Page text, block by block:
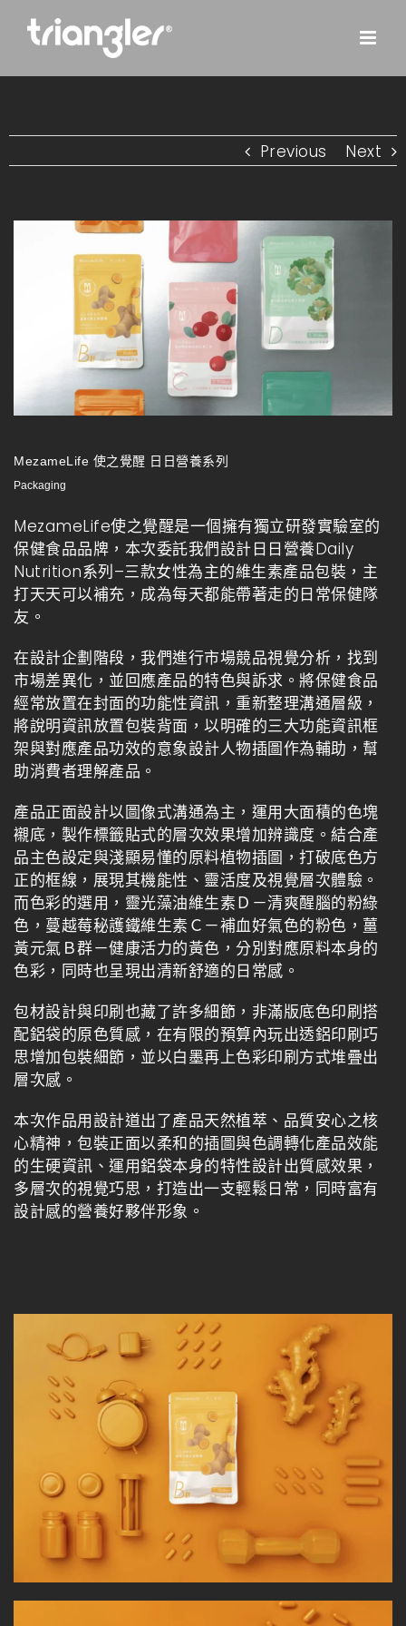
Previous Next
MezameLife 使之覺醒 日日營養系列
Packaging
MezameLife使之覺醒是一個擁有獨立研發實驗室的
保健食品品牌，本次委託我們設計日日營養Daily
Nutrition系列–三款女性為主的維生素產品包裝，主
打天天可以補充，成為每天都能帶著走的日常保健隊
友。
在設計企劃階段，我們進行市場競品視覺分析，找到
市場差異化，並回應產品的特色與訴求。將保健食品
經常放置在封面的功能性資訊，重新整理溝通層級，
將說明資訊放置包裝背面，以明確的三大功能資訊框
架與對應產品功效的意象設計人物插圖作為輔助，幫
助消費者理解產品。
產品正面設計以圖像式溝通為主，運用大面積的色塊
襯底，製作標籤貼式的層次效果增加辨識度。結合產
品主色設定與淺顯易懂的原料植物插圖，打破底色方
正的框線，展現其機能性、靈活度及視覺層次體驗。
而色彩的選用，靈光藻油維生素Ｄ－清爽醒腦的粉綠
色，蔓越莓秘護鐵維生素Ｃ－補血好氣色的粉色，薑
黃元氣Ｂ群－健康活力的黃色，分別對應原料本身的
色彩，同時也呈現出清新舒適的日常感。
包材設計與印刷也藏了許多細節，非滿版底色印刷搭
配鋁袋的原色質感，在有限的預算內玩出透鋁印刷巧
思增加包裝細節，並以白墨再上色彩印刷方式堆疊出
層次感。
本次作品用設計道出了產品天然植萃、品質安心之核
心精神，包裝正面以柔和的插圖與色調轉化產品效能
的生硬資訊、運用鋁袋本身的特性設計出質感效果，
多層次的視覺巧思，打造出一支輕鬆日常，同時富有
設計感的營養好夥伴形象。